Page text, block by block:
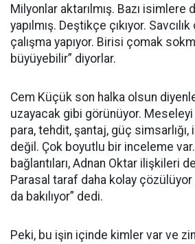
Milyonlar aktarılmış. Bazı isimlere
yapılmış. Deştikçe çıkıyor.
çalışma yapıyor. Birisi çomak
büyüyebilir” diyorlar.
Cem Küçük son halka olsun
uzayacak gibi görünüyor.
para, tehdit, şantaj, güç simsarlığı,
değil. Çok boyutlu bir inceleme var.
bağlantıları, Adnan Oktar ilişkileri
Parasal taraf daha kolay
da bakılıyor” dedi.
Peki, bu işin içinde kimler var ve